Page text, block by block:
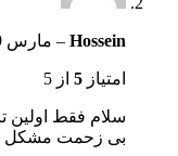
Hossein
– مارس 29, 2025
امتیاز 5 از 5
سلام فقط اولین
بی زحمت مشکل